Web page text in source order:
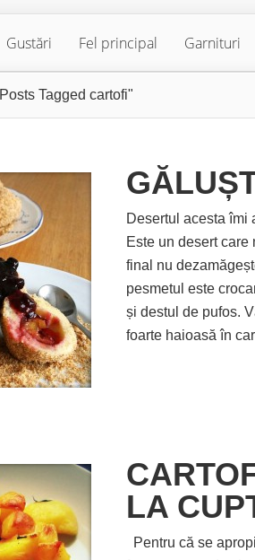
Gustări Fel principal Garnituri
Posts Tagged cartofi"
Desertul acesta îmi
Este un desert care
final nu
pesmetul este
și destul de pufos.
foarte haioasă în
LA
Pentru că se